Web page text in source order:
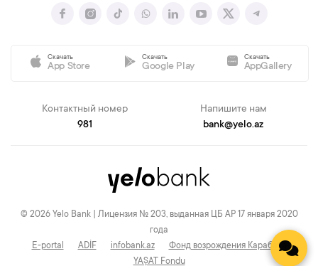
Скачать
App Store
Скачать
Google Play
Скачать
AppGallery
Контактный номер
981
Напишите нам
bank@yelo.az
© 2026 Yelo Bank | Лицензия № 203, выданная ЦБ АР 17 января 2020
года
E-portal
ADİF infobank.az
Фонд возрождения Карабаха
YAŞAT Fondu